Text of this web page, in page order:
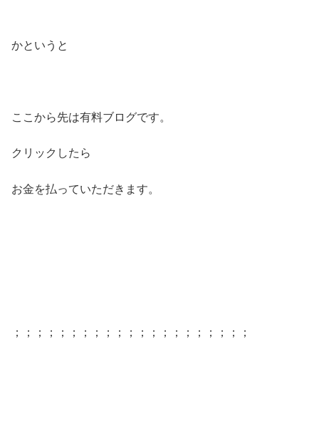
かというと
ここから先は有料ブログです。
クリックしたら
お金を払っていただきます。
；；；；；；；；；；；；；；；；；；；；；